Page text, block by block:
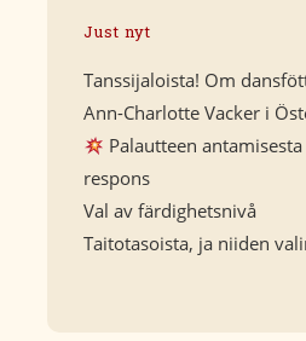
Just nyt
Tanssijaloista! Om
Ann-Charlotte Vacker i
Palautteen
respons
Val av färdighetsnivå
Taitotasoista, ja niiden